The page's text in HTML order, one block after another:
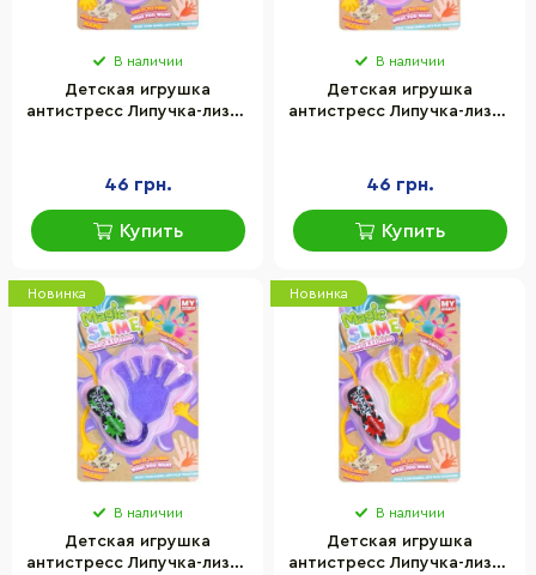
В наличии
Детская игрушка
антистресс Липучка-лизун
46 грн.
Купить
В наличии
Детская игрушка
антистресс Липучка-лизун
46 грн.
Купить
Новинка
В наличии
Детская игрушка
антистресс Липучка-лизун
Новинка
В наличии
Детская игрушка
антистресс Липучка-лизун